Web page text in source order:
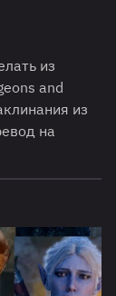
из
and
из
на